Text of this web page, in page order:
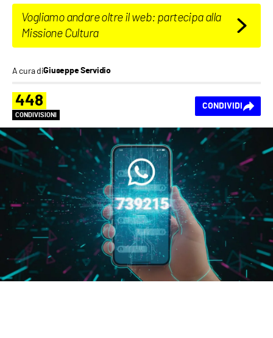
Vogliamo andare oltre il web: partecipa alla
Missione Cultura
A cura diGiuseppe Servidio
448
CONDIVISIONI
CONDIVIDI